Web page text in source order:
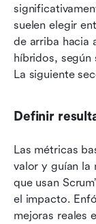
suelen elegir
de arriba hacia
híbridos,
La siguiente
Definir
Las métricas
valor y guían la
que usan
el impacto.
mejoras reales